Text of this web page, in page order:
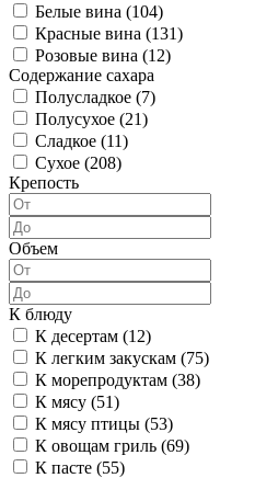
Белые вина (104)
Красные вина (131)
Розовые вина (12)
Содержание сахара
Полусладкое (7)
Полусухое (21)
Сладкое (11)
Сухое (208)
Крепость
Объем
К блюду
К десертам (12)
К легким закускам (75)
К морепродуктам (38)
К мясу (51)
К мясу птицы (53)
К овощам гриль (69)
К пасте (55)